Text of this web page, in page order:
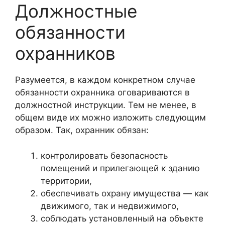
Должностные
обязанности
охранников
Разумеется, в каждом конкретном случае
обязанности охранника оговариваются в
должностной инструкции. Тем не менее, в
общем виде их можно изложить следующим
образом. Так, охранник обязан:
контролировать безопасность
помещений и прилегающей к зданию
территории,
обеспечивать охрану имущества — как
движимого, так и недвижимого,
соблюдать установленный на объекте